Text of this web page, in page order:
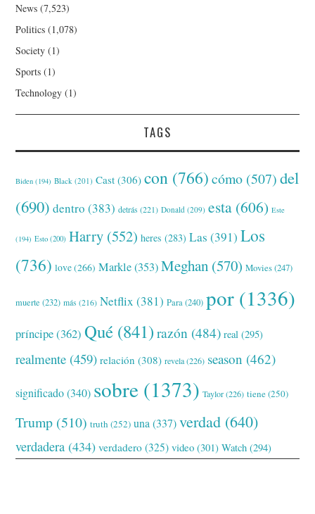
News (7,523)
Politics (1,078)
Society (1)
Sports (1)
Technology (1)
TAGS
Biden (194) Black (201) Cast (306) con (766) cómo (507) del
(690) dentro (383) detrás (221) Donald (209) esta (606) Este
(194) Esto (200) Harry (552) heres (283) Las (391) Los
(736) love(266) Markle(353) Meghan (570) Movies(247)
muerte (232) más (216) Netflix (381) Para(240) por (1336)
príncipe(362) Qué (841) razón (484) real (295)
realmente (459) relación (308) revela(226) season (462)
significado(340) sobre (1373) Taylor(226) tiene(250)
Trump (510) truth (252) una (337) verdad (640)
verdadera (434) verdadero (325) video (301) Watch (294)